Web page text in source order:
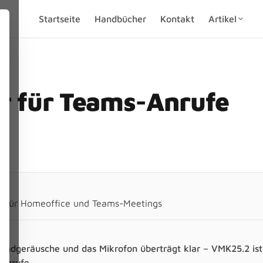
Startseite Handbücher Kontakt Artikel
für Teams-Anrufe
für Homeoffice und Teams-Meetings
und das Mikrofon überträgt klar – VMK25.2